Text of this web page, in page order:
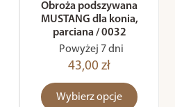
Obroża podszywana
MUSTANG dla konia,
parciana / 0032
Powyżej 7 dni
43,00 zł
Wybierz opcje